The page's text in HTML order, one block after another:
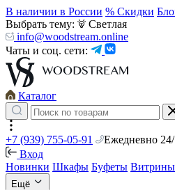
В наличии в России % Скидки
Выбрать тему:
Светлая
info@woodstream.online
Чаты и соц. сети:
Каталог
+7 (939) 755-05-91
Ежедневно
Вход
Новинки Шкафы Буфеты Витрины
Ещё